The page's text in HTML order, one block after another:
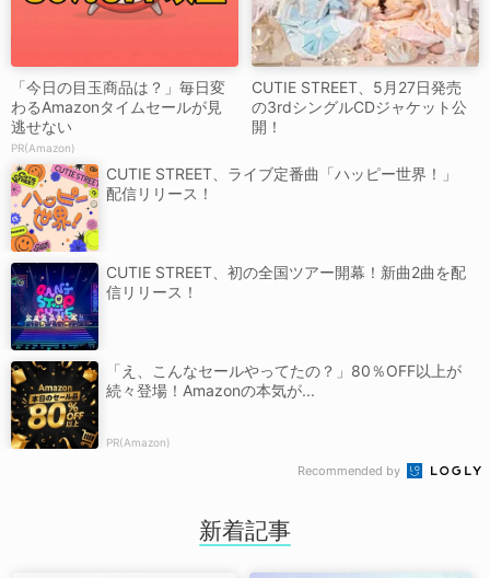
「今日の目玉商品は？」毎日変
わるAmazonタイムセールが見
逃せない
PR(Amazon)
CUTIE STREET、5月27日発売
の3rdシングルCDジャケット公
開！
CUTIE STREET、ライブ定番曲「ハッピー世界！」
配信リリース！
CUTIE STREET、初の全国ツアー開幕！新曲2曲を配
信リリース！
「え、こんなセールやってたの？」80％OFF以上が
続々登場！Amazonの本気が...
PR(Amazon)
Recommended by
新着記事